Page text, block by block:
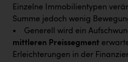
Österreichischer
Passage Linz
Einzelne Immobilientypen
Summe jedoch wenig
• Generell wird ein
mittleren Preissegment
Erleichterungen in der